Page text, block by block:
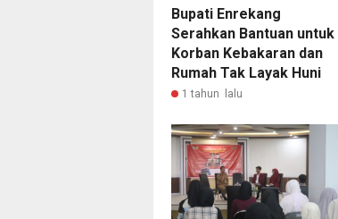
Bupati Enrekang
Serahkan Bantuan untuk
Korban Kebakaran dan
Rumah Tak Layak Huni
1 tahun lalu